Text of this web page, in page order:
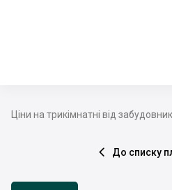
Ціни на трикімнатні від
 До списку